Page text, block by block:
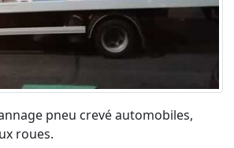
pneu crevé automobiles,
roues.